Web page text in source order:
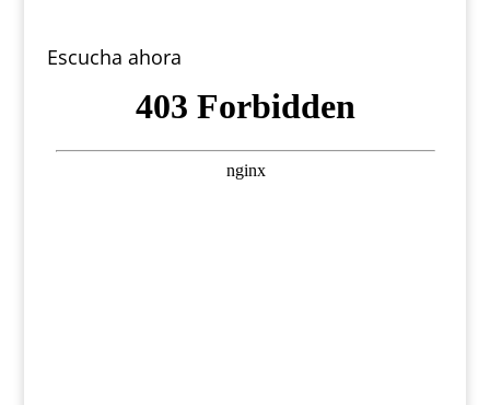
Escucha ahora